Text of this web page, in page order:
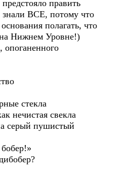
править
знали ВСЕ, потому что
полагать, что
на Нижнем Уровне!)
опоганенного
стекла
нечистая свекла
серый пушистый